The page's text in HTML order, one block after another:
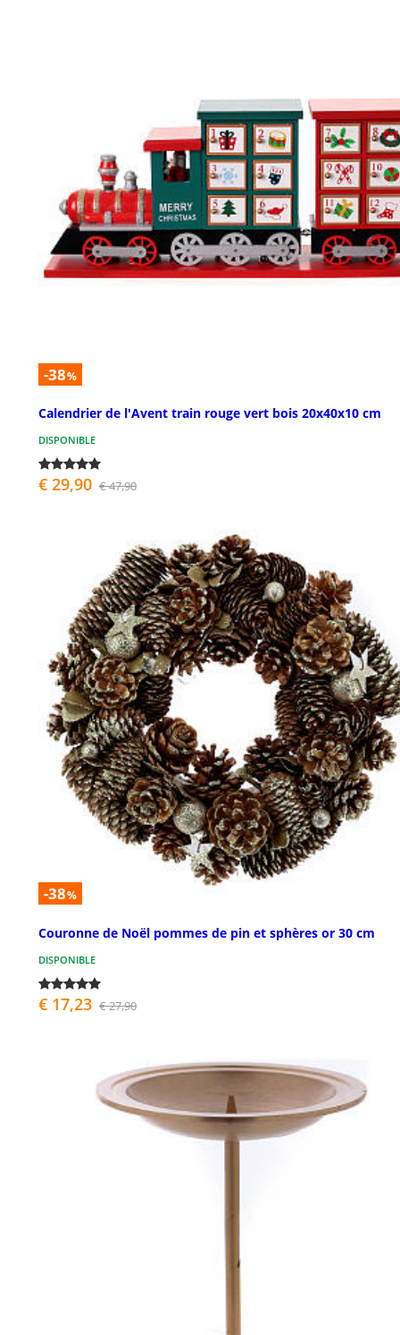
-38%
Calendrier de l'Avent train rouge vert bois 20x40x10 cm
DISPONIBLE
€ 29,90 € 47,90
-38%
Couronne de Noël pommes de pin et sphères or 30 cm
DISPONIBLE
€ 17,23 € 27,90